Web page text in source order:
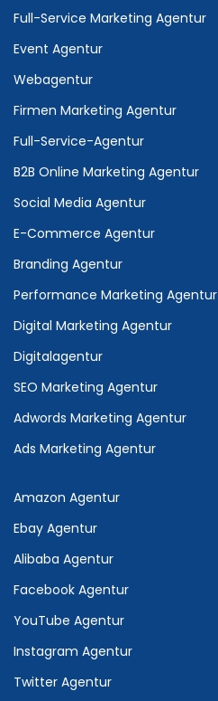
Full-Service Marketing Agentur
Event Agentur
Webagentur
Firmen Marketing Agentur
Full-Service-Agentur
B2B Online Marketing Agentur
Social Media Agentur
E-Commerce Agentur
Branding Agentur
Performance Marketing Agentur
Digital Marketing Agentur
Digitalagentur
SEO Marketing Agentur
Adwords Marketing Agentur
Ads Marketing Agentur
Amazon Agentur
Ebay Agentur
Alibaba Agentur
Facebook Agentur
YouTube Agentur
Instagram Agentur
Twitter Agentur